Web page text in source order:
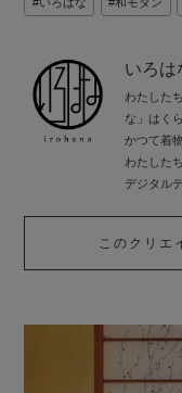
いろは
わたした
な」はく
かつて着
わたした
デジタル
いろはな
これから
このクリエ